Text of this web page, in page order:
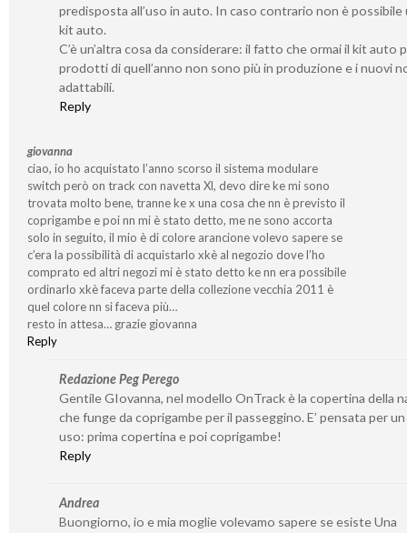
predisposta all’uso in auto. In caso contrario non è possibile
kit auto.
C’è un’altra cosa da considerare: il fatto che ormai il kit auto
prodotti di quell’anno non sono più in produzione e i nuovi
adattabili.
Reply
giovanna
ciao, io ho acquistato l’anno scorso il sistema modulare
switch però on track con navetta Xl, devo dire ke mi sono
trovata molto bene, tranne ke x una cosa che nn è previsto il
coprigambe e poi nn mi è stato detto, me ne sono accorta
solo in seguito, il mio è di colore arancione volevo sapere se
c’era la possibilità di acquistarlo xkè al negozio dove l’ho
comprato ed altri negozi mi è stato detto ke nn era possibile
ordinarlo xkè faceva parte della collezione vecchia 2011 è
quel colore nn si faceva più…
resto in attesa… grazie giovanna
Reply
Redazione Peg Perego
Gentile GIovanna, nel modello OnTrack è la copertina della
che funge da coprigambe per il passeggino. E’ pensata per
uso: prima copertina e poi coprigambe!
Reply
Andrea
Buongiorno, io e mia moglie volevamo sapere se esiste Una